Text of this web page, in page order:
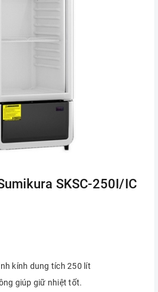
SKSC-250I/IC
kính dung tích 250 lít
giúp giữ nhiệt tốt.